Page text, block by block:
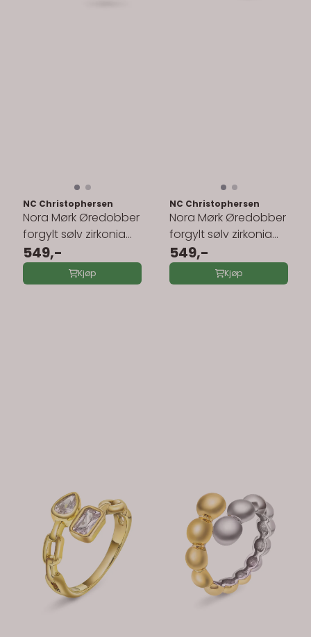
NC Christophersen
Nora Mørk Øredobber
forgylt sølv zirkonia
710357
549,-
Kjøp
NC Christophersen
Nora Mørk Øredobber
forgylt sølv zirkonia
710361
549,-
Kjøp